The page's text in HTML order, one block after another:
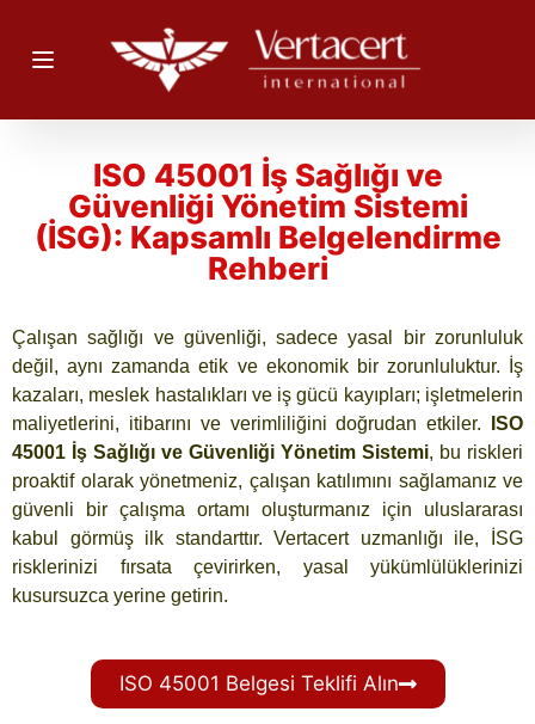
ISO 45001 İş Sağlığı ve
Güvenliği Yönetim Sistemi
(İSG): Kapsamlı Belgelendirme
Rehberi
Çalışan sağlığı ve güvenliği, sadece yasal bir zorunluluk
değil, aynı zamanda etik ve ekonomik bir zorunluluktur. İş
kazaları, meslek hastalıkları ve iş gücü kayıpları; işletmelerin
maliyetlerini, itibarını ve verimliliğini doğrudan etkiler.
ISO
45001 İş Sağlığı ve Güvenliği Yönetim Sistemi, bu riskleri
proaktif olarak yönetmeniz, çalışan katılımını sağlamanız ve
güvenli bir çalışma ortamı oluşturmanız için uluslararası
kabul görmüş ilk standarttır. Vertacert uzmanlığı ile, İSG
risklerinizi fırsata çevirirken, yasal yükümlülüklerinizi
kusursuzca yerine getirin.
ISO 45001 Belgesi Teklifi Alın